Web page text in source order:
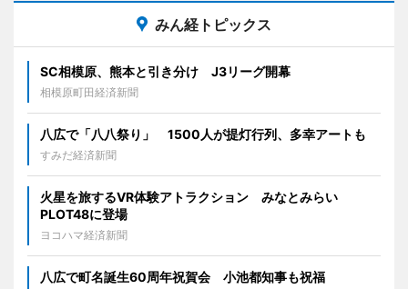
みん経トピックス
SC相模原、熊本と引き分け J3リーグ開幕
相模原町田経済新聞
八広で「八八祭り」 1500人が提灯行列、多幸アートも
すみだ経済新聞
火星を旅するVR体験アトラクション みなとみらい
PLOT48に登場
ヨコハマ経済新聞
八広で町名誕生60周年祝賀会 小池都知事も祝福